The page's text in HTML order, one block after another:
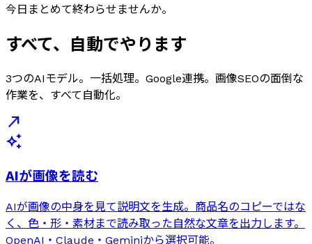
今日まとめて終わらせませんか。
すべて、自動でやります
3つのAIモデル。一括処理。Google連携。画像SEOの面倒な
作業を、すべて自動化。
north_east
auto_awesome
AIが画像を読む
AIが画像の中身を見て説明文を生成。商品名のコピーではな
く、色・形・素材まで読み取った自然な文章を出力します。
OpenAI・Claude・Geminiから選択可能。